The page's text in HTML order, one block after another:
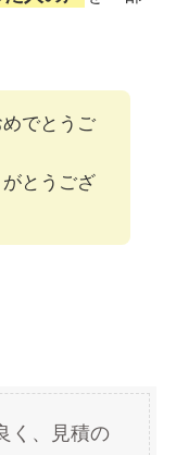
でとうご
とうござ
く、見積の